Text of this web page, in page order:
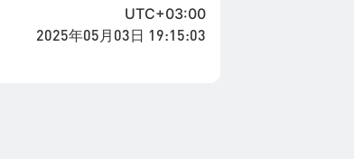
UTC+03:00
2025年05月03日 19:15:03